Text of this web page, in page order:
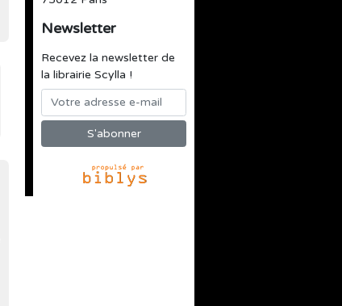
Newsletter
Recevez la newsletter de
la librairie Scylla !